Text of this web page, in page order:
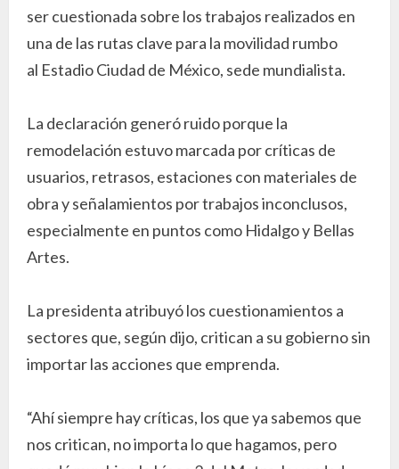
ser cuestionada sobre los trabajos realizados en
una de las rutas clave para la movilidad rumbo
al Estadio Ciudad de México, sede mundialista.
La declaración generó ruido porque la
remodelación estuvo marcada por críticas de
usuarios, retrasos, estaciones con materiales de
obra y señalamientos por trabajos inconclusos,
especialmente en puntos como Hidalgo y Bellas
Artes.
La presidenta atribuyó los cuestionamientos a
sectores que, según dijo, critican a su gobierno sin
importar las acciones que emprenda.
“Ahí siempre hay críticas, los que ya sabemos que
nos critican, no importa lo que hagamos, pero